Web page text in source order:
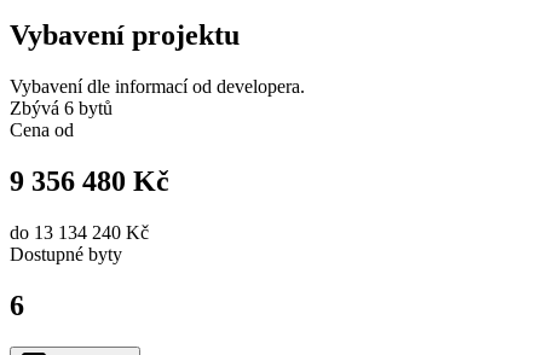
Vybavení projektu
Vybavení dle informací od developera.
Zbývá 6 bytů
Cena od
9 356 480 Kč
do 13 134 240 Kč
Dostupné byty
6